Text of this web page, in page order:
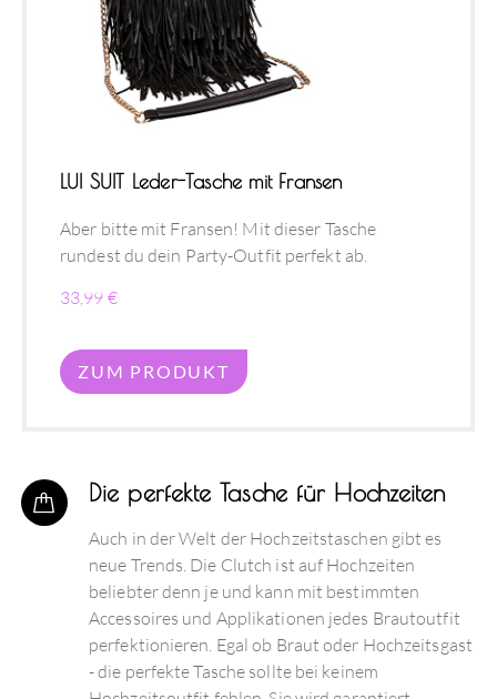
LUI SUIT Leder-Tasche mit Fransen
Aber bitte mit Fransen! Mit dieser Tasche
rundest du dein Party-Outfit perfekt ab.
33,99 €
ZUM PRODUKT
Die perfekte Tasche für Hochzeiten
Auch in der Welt der Hochzeitstaschen gibt es
neue Trends. Die Clutch ist auf Hochzeiten
beliebter denn je und kann mit bestimmten
Accessoires und Applikationen jedes Brautoutfit
perfektionieren. Egal ob Braut oder Hochzeitsgast
- die perfekte Tasche sollte bei keinem